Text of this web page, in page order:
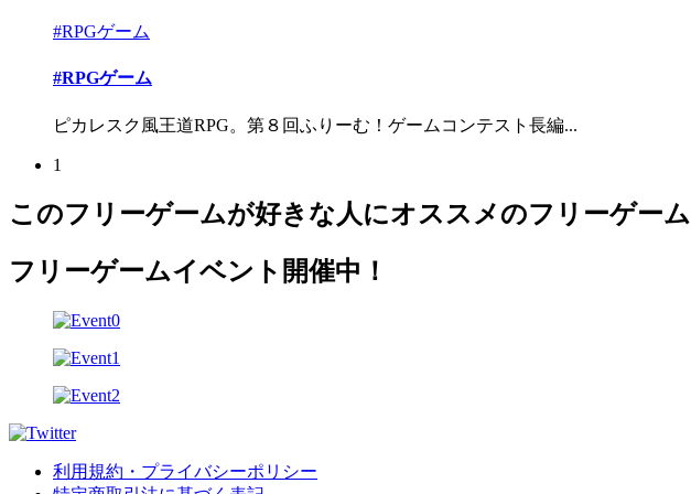
#RPGゲーム
#RPGゲーム
ピカレスク風王道RPG。第８回ふりーむ！ゲームコンテスト長編...
1
このフリーゲームが好きな人にオススメのフリーゲーム
フリーゲームイベント開催中！
利用規約・プライバシーポリシー